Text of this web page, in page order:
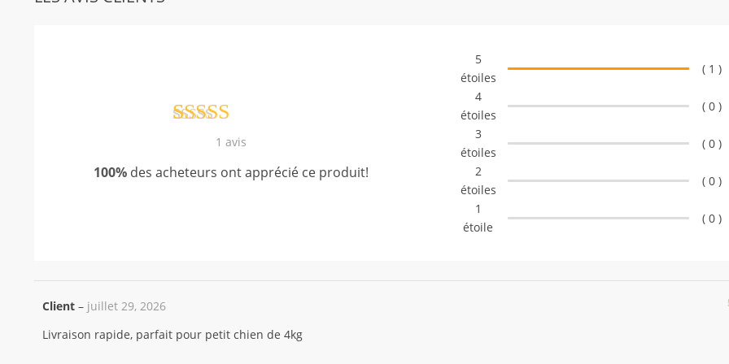
Noté 5.00
sur 5 basé
surnotation
1 avis
100%des acheteurs ont apprécié ce produit!
5
étoiles
( 1 )
4
étoiles
( 0 )
3
étoiles
( 0 )
2
étoiles
( 0 )
1
étoile
( 0 )
Client – juillet 29, 2026
Livraison rapide, parfait pour petit chien de 4kg